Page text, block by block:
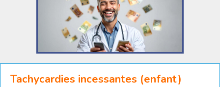
Tachycardies incessantes (enfant)